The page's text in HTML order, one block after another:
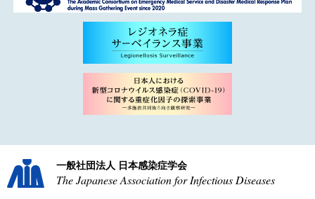
一般社団法人 日本感染症学会
The Japanese Association for Infectious Diseases